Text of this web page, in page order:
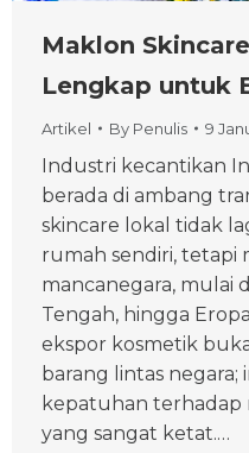
Maklon
Lengkap untuk
Artikel By Penulis 9
Industri kecantikan
berada di ambang
skincare lokal tidak
rumah sendiri, tetapi
mancanegara, mulai
Tengah, hingga
ekspor kosmetik
barang lintas negara;
kepatuhan terhadap
yang sangat ketat.…